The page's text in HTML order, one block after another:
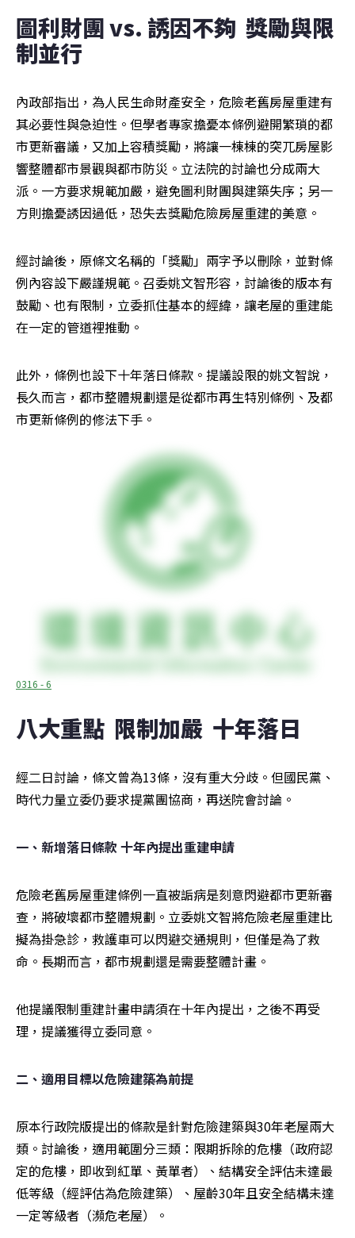
圖利財團 vs. 誘因不夠  獎勵與限
制並行
內政部指出，為人民生命財產安全，危險老舊房屋重建有
其必要性與急迫性。但學者專家擔憂本條例避開繁瑣的都
市更新審議，又加上容積獎勵，將讓一棟棟的突兀房屋影
響整體都市景觀與都市防災。立法院的討論也分成兩大
派。一方要求規範加嚴，避免圖利財團與建築失序；另一
方則擔憂誘因過低，恐失去獎勵危險房屋重建的美意。
經討論後，原條文名稱的「獎勵」兩字予以刪除，並對條
例內容設下嚴謹規範。召委姚文智形容，討論後的版本有
鼓勵、也有限制，立委抓住基本的經緯，讓老屋的重建能
在一定的管道裡推動。
此外，條例也設下十年落日條款。提議設限的姚文智說，
長久而言，都市整體規劃還是從都市再生特別條例、及都
市更新條例的修法下手。
0316 - 6
八大重點  限制加嚴  十年落日
經二日討論，條文曾為13條，沒有重大分歧。但國民黨、
時代力量立委仍要求提黨團協商，再送院會討論。
一、新增落日條款 十年內提出重建申請
危險老舊房屋重建條例一直被詬病是刻意閃避都市更新審
查，將破壞都市整體規劃。立委姚文智將危險老屋重建比
擬為掛急診，救護車可以閃避交通規則，但僅是為了救
命。長期而言，都市規劃還是需要整體計畫。
他提議限制重建計畫申請須在十年內提出，之後不再受
理，提議獲得立委同意。
二、適用目標以危險建築為前提
原本行政院版提出的條款是針對危險建築與30年老屋兩大
類。討論後，適用範圍分三類：限期拆除的危樓（政府認
定的危樓，即收到紅單、黃單者）、結構安全評估未達最
低等級（經評估為危險建築）、屋齡30年且安全結構未達
一定等級者（瀕危老屋）。